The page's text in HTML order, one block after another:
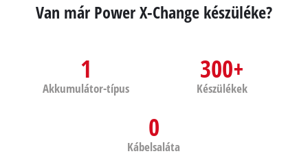
Van már Power X-Change készüléke?
1
Akkumulátor-típus
300+
Készülékek
0
Kábelsaláta